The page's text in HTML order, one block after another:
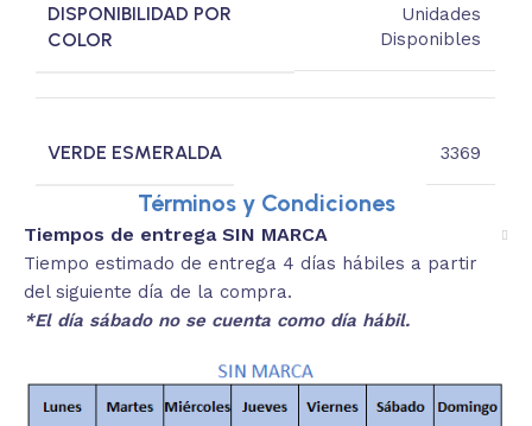
DISPONIBILIDAD POR
COLOR
Unidades
Disponibles
VERDE ESMERALDA 3369
Términos y Condiciones
Tiempos de entrega SIN MARCA
Tiempo estimado de entrega 4 días hábiles a partir
del siguiente día de la compra.
*El día sábado no se cuenta como día hábil.